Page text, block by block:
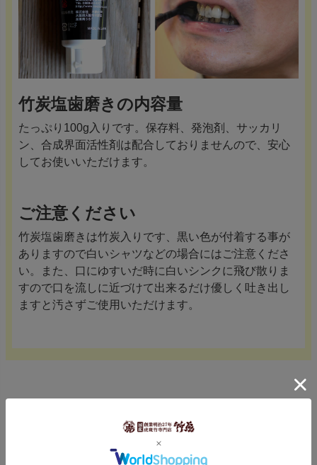
竹炭塩歯磨きの内容量
たっぷり100g入りです。保存料、発泡剤、サッカリ
ン、合成界面活性剤は配合しておりませんので、安心
してお使いいただけます。
ご注意ください
竹炭塩歯磨きは竹炭入りです、黒い色が付着する事が
ありますので白いシャツなどの場合にはご注意くださ
い。また、口にゆすいだ時に白いシンクに飛び散りま
すので口を流しに近づけて出来るだけ優しく吐き出し
ますと汚さずご使用いただけます。
※竹炭塩歯磨きのご使用方法
適量を歯ブラシにとり歯を洗浄後洗い流して下さい。